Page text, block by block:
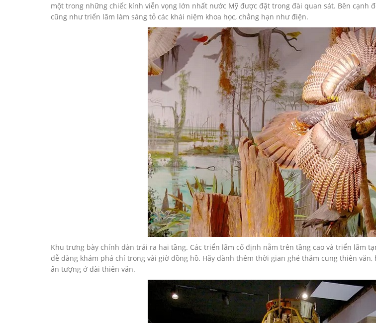
một trong những chiếc kính viễn vọng lớn nhất nước Mỹ được đặt trong đài quan sát. Bên cạnh
cũng như triển lãm làm sáng tỏ các khái niệm khoa học, chẳng hạn như điện.
Khu trưng bày chính dàn trải ra hai tầng. Các triển lãm cố định nằm trên tầng cao và triển lãm
dễ dàng khám phá chỉ trong vài giờ đồng hồ. Hãy dành thêm thời gian ghé thăm cung thiên
ấn tượng ở đài thiên văn.